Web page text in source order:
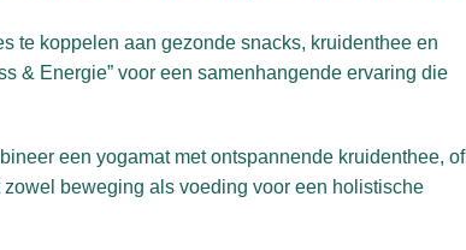
te koppelen aan gezonde snacks, kruidenthee en
& Energie” voor een samenhangende ervaring die
een yogamat met ontspannende kruidenthee, of
beweging als voeding voor een holistische